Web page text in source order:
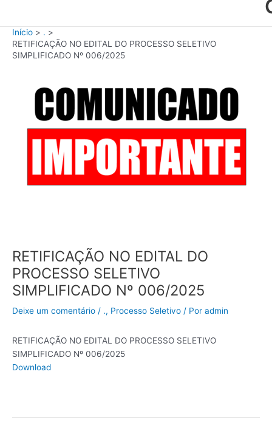
Início
.
RETIFICAÇÃO NO EDITAL DO PROCESSO SELETIVO
SIMPLIFICADO Nº 006/2025
RETIFICAÇÃO NO EDITAL DO
PROCESSO SELETIVO
SIMPLIFICADO Nº 006/2025
Deixe um comentário / ., Processo Seletivo / Por admin
RETIFICAÇÃO NO EDITAL DO PROCESSO SELETIVO
SIMPLIFICADO Nº 006/2025
Download